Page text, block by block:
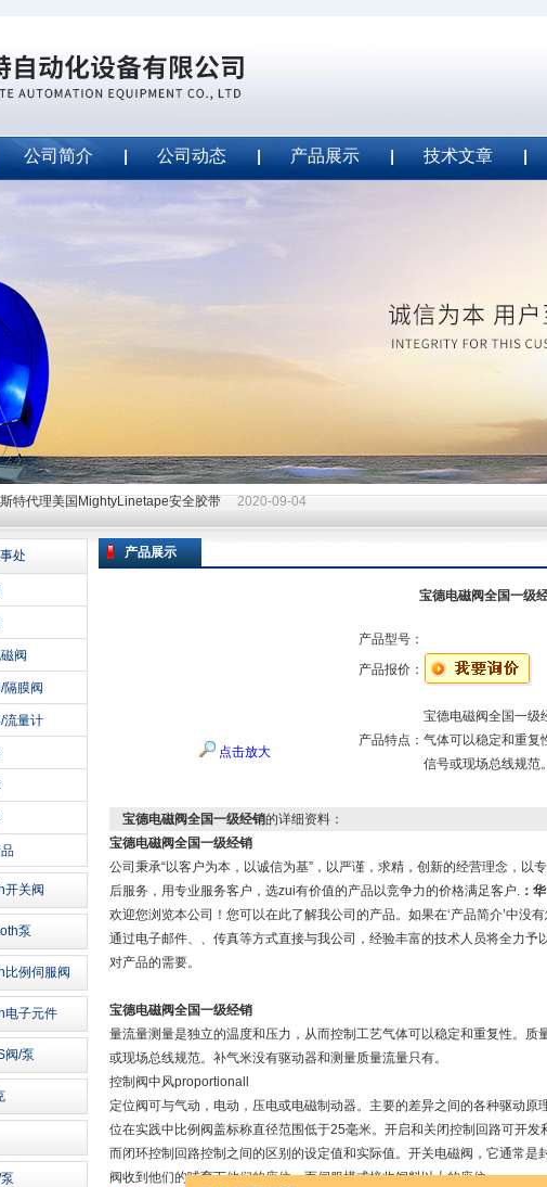
公司
公司简介 公司动态 产品展示 技术文章
特代理美国MightyLinetape安全胶带 2020-09-04
特代理美国MightyLinetape安全胶带
特代理美国MightyLinetape安全胶带
处
阀
隔膜阀
流量计
开关阀
泵
比例伺服阀
电子元件
阀/泵
产品展示
宝德电磁阀全国一级
点击放大
产品型号：
产品报价：
产品特点：
宝德电磁阀全国一级
气体可以稳定和重复
信号或现场总线规范。
宝德电磁阀全国一级经销的详细资料：
宝德电磁阀全国一级经销
公司秉承“以客户为本，以诚信为基”，以严谨，求精，创新的经营理念，以
后服务，用专业服务客户，选zui有价值的产品以竞争力的价格满足客户. ：
欢迎您浏览本公司！您可以在此了解我公司的产品。如果在‘产品简介’中没
通过电子邮件、、传真等方式直接与我公司，经验丰富的技术人员将全力
对产品的需要。
宝德电磁阀全国一级经销
量流量测量是独立的温度和压力，从而控制工艺气体可以稳定和重复性。
或现场总线规范。补气米没有驱动器和测量质量流量只有。
控制阀中风proportionall
定位阀可与气动，电动，压电或电磁制动器。主要的差异之间的各种驱动
位在实践中比例阀盖标称直径范围低于25毫米。开启和关闭控制回路可开发
而闭环控制回路控制之间的区别的设定值和实际值。开关电磁阀，它通常是
阀收到他们的哺育下他们的座位，而伺服模式接收饲料以上的座位。